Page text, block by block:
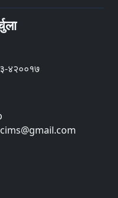
४२००१७